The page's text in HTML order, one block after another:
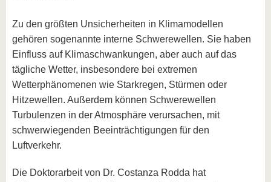
Zu den größten Unsicherheiten in Klimamodellen
gehören sogenannte interne Schwerewellen. Sie haben
Einfluss auf Klimaschwankungen, aber auch auf das
tägliche Wetter, insbesondere bei extremen
Wetterphänomenen wie Starkregen, Stürmen oder
Hitzewellen. Außerdem können Schwerewellen
Turbulenzen in der Atmosphäre verursachen, mit
schwerwiegenden Beeinträchtigungen für den
Luftverkehr.
Die Doktorarbeit von Dr. Costanza Rodda hat